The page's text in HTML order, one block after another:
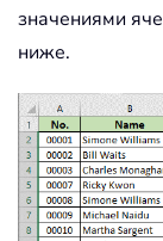
значениями
ниже.